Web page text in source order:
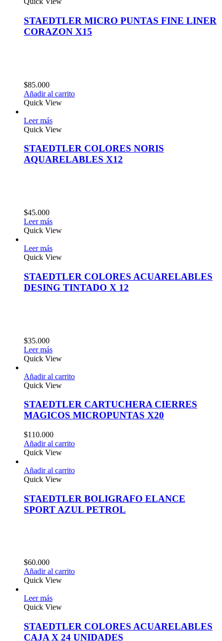
STAEDTLER MICRO PUNTAS FINE LINER
CORAZON X15
$85.000
Añadir al carrito
Quick View
Leer más
Quick View
STAEDTLER COLORES NORIS
AQUARELABLES X12
$45.000
Leer más
Quick View
Leer más
Quick View
STAEDTLER COLORES ACUARELABLES
DESING TINTADO X 12
$35.000
Leer más
Quick View
Añadir al carrito
Quick View
STAEDTLER CARTUCHERA CIERRES
MAGICOS MICROPUNTAS X20
$110.000
Añadir al carrito
Quick View
Añadir al carrito
Quick View
STAEDTLER BOLIGRAFO ELANCE
SPORT AZUL PETROL
$60.000
Añadir al carrito
Quick View
Leer más
Quick View
STAEDTLER COLORES ACUARELABLES
CAJA X 24 UNIDADES